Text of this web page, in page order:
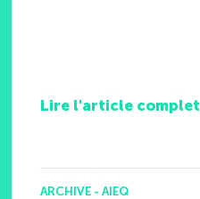
Lire l'article complet
ARCHIVE - AIEQ